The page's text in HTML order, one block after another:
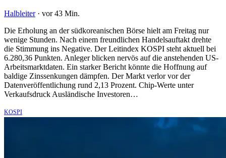
Halbleiter · vor 43 Min.
Die Erholung an der südkoreanischen Börse hielt am Freitag nur
wenige Stunden. Nach einem freundlichen Handelsauftakt drehte
die Stimmung ins Negative. Der Leitindex KOSPI steht aktuell bei
6.280,36 Punkten. Anleger blicken nervös auf die anstehenden US-
Arbeitsmarktdaten. Ein starker Bericht könnte die Hoffnung auf
baldige Zinssenkungen dämpfen. Der Markt verlor vor der
Datenveröffentlichung rund 2,13 Prozent. Chip-Werte unter
Verkaufsdruck Ausländische Investoren…
KOSPI